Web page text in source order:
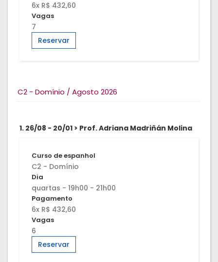
6x R$ 432,60
Vagas
7
Reservar
C2 - Domínio / Agosto 2026
1. 26/08 - 20/01 > Prof. Adriana Madriñán Molina
Curso de espanhol
C2 - Domínio
Dia
quartas - 19h00 - 21h00
Pagamento
6x R$ 432,60
Vagas
6
Reservar